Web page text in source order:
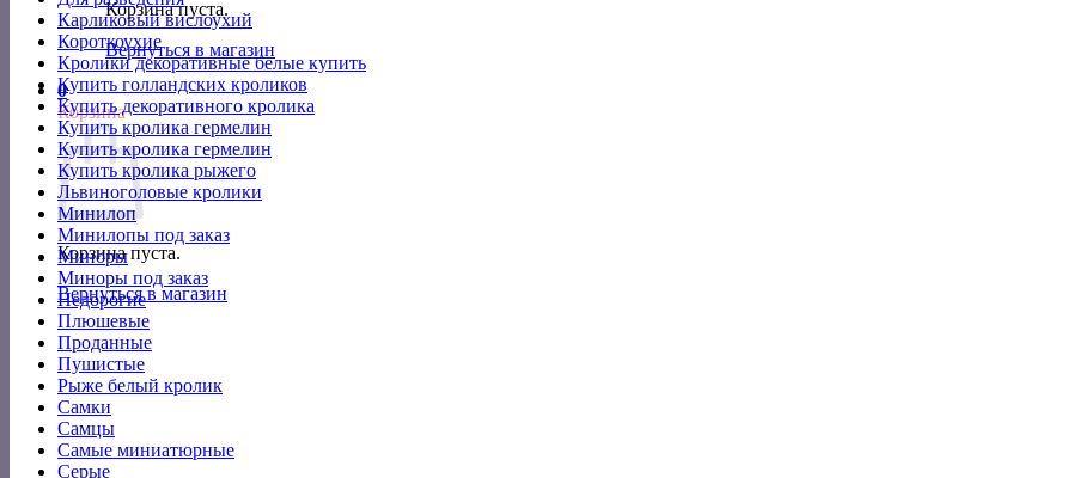
Корзина пуста.
Вернуться в магазин
0
Корзина
Корзина пуста.
Вернуться в магазин
Карликовый вислоухий
Короткоухие
Кролики декоративные белые купить
Купить голландских кроликов
Купить декоративного кролика
Купить кролика гермелин
Купить кролика гермелин
Купить кролика рыжего
Львиноголовые кролики
Минилоп
Минилопы под заказ
Миноры
Миноры под заказ
Недорогие
Плюшевые
Проданные
Пушистые
Рыже белый кролик
Самки
Самцы
Самые миниатюрные
Серые